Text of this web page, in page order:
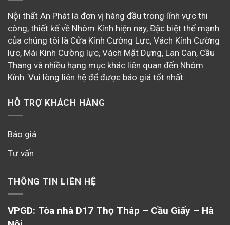
Nội thất An Phát là đơn vị hàng đầu trong lĩnh vực thi
công, thiết kế về Nhôm Kính hiện nay, Đặc biệt thế mạnh
của chúng tôi là Cửa Kính Cường Lực, Vách Kính Cường
lực, Mái Kính Cường lực, Vách Mặt Dựng, Lan Can, Cầu
Thang và nhiều hạng mục khác liên quan đến Nhôm
Kính. Vui lòng liên hệ để được báo giá tốt nhất.
HỖ TRỢ KHÁCH HÀNG
Báo giá
Tư vấn
THÔNG TIN LIÊN HỆ
VPGD: Tòa nhà D17 Thọ Tháp – Cầu Giấy – Hà